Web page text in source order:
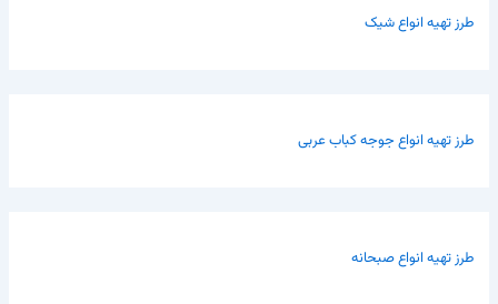
طرز تهیه انواع شیک
طرز تهیه انواع جوجه کباب عربی
طرز تهیه انواع صبحانه